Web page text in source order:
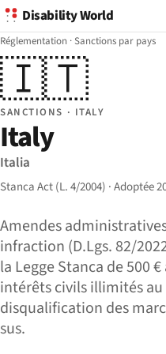
Disability World
Réglementation ·Sanctions par pays
🇮🇹
SANCTIONS · ITALY
Italy
Italia
Stanca Act (L. 4/2004) · Adoptée
Amendes
infraction (D.Lgs. 82/
la Legge Stanca de 500
intérêts civils illimités
disqualification des
sus.